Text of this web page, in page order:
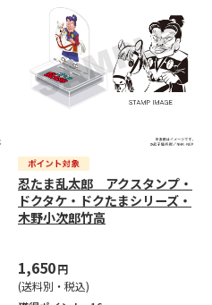
忍たま乱太郎 アクスタンプ・
ドクタケ・ドクたまシリーズ・
木野小次郎竹高
1,650円
(送料別・税込)